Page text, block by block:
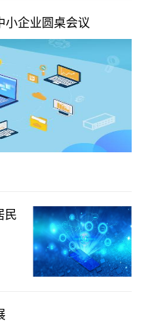
小企业圆桌会议
民